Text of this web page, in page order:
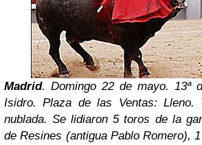
Madrid. Domingo 22 de mayo. 13ª
Isidro. Plaza de las Ventas: Lleno.
nublada. Se lidiaron 5 toros de la
de Resines (antigua Pablo Romero),